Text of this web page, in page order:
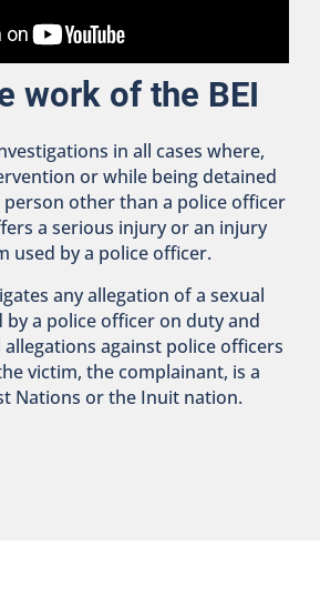
work of the BEI
in all cases where,
or while being detained
person other than a police officer
a serious injury or an injury
used by a police officer.
any allegation of a sexual
a police officer on duty and
against police officers
victim, the complainant, is a
Nations or the Inuit nation.